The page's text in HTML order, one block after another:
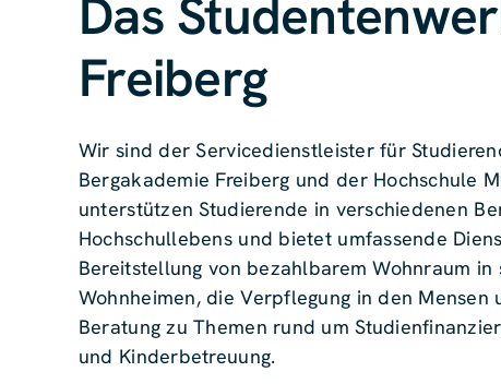
Das
Freiberg
Wir sind der Servicedienstleister für
Bergakademie Freiberg und der Hochschule
unterstützen Studierende in verschiedenen
Hochschullebens und bietet umfassende
Bereitstellung von bezahlbarem Wohnraum in
Wohnheimen, die Verpflegung in den Mensen
Beratung zu Themen rund um
und Kinderbetreuung.